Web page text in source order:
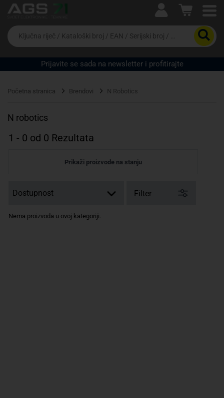
Ova postavka prilagođava asortiman proizvoda i
cijene vašim potrebama.
Da
biste
potražili
proizvod,
unesite
riječ,
EAN
serijski
Prijavite se sada na newsletter i profitirajte
Početna stranica Brendovi N Robotics
N robotics
1 - 0 od 0 Rezultata
Prikaži proizvode na stanju
Filter
Nema proizvoda u ovoj kategoriji.